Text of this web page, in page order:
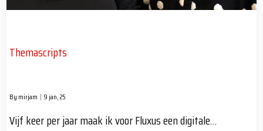
Themascripts
By mirjam | 9 jan, 25
Vijf keer per jaar maak ik voor Fluxus een digitale…